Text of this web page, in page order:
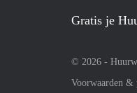
Gratis je
© 2026 -
Voorwaarden &